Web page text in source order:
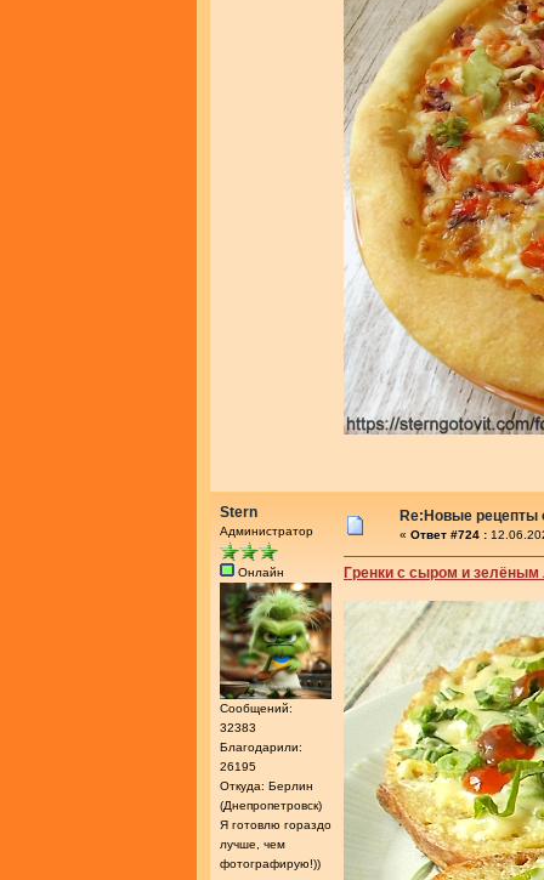
Stern
Администратор
Онлайн
Сообщений:
32383
Благодарили:
26195
Откуда: Берлин
(Днепропетровск)
Я готовлю гораздо
лучше, чем
фотографирую!))
Re:Новые рецепты
« Ответ #724 :
Гренки с сыром и зелёным